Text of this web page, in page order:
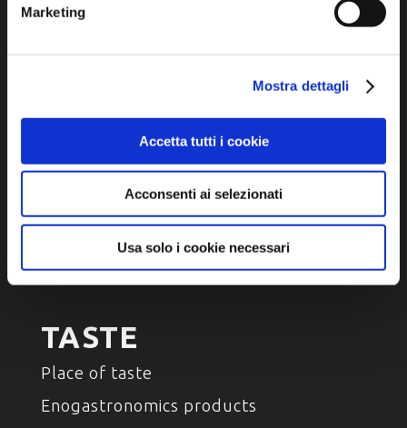
Marketing
Mostra dettagli
Accetta tutti i cookie
Acconsenti ai selezionati
Usa solo i cookie necessari
DISCOVER
Arts and Culture
Environment and nature
Characters , History And Tradition
TASTE
Place of taste
Enogastronomics products